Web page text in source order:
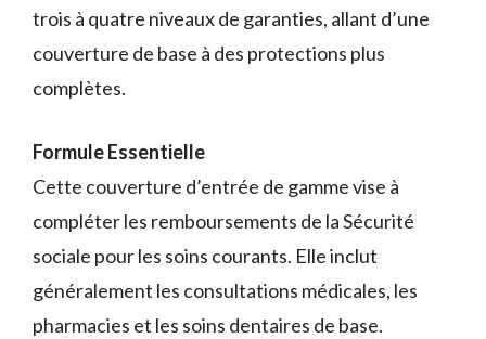
trois à quatre niveaux de garanties, allant d’une
couverture de base à des protections plus
complètes.
Formule Essentielle
Cette couverture d’entrée de gamme vise à
compléter les remboursements de la Sécurité
sociale pour les soins courants. Elle inclut
généralement les consultations médicales, les
pharmacies et les soins dentaires de base.